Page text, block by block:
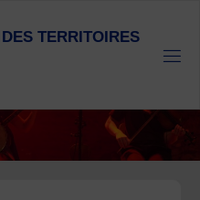
DES TERRITOIRES